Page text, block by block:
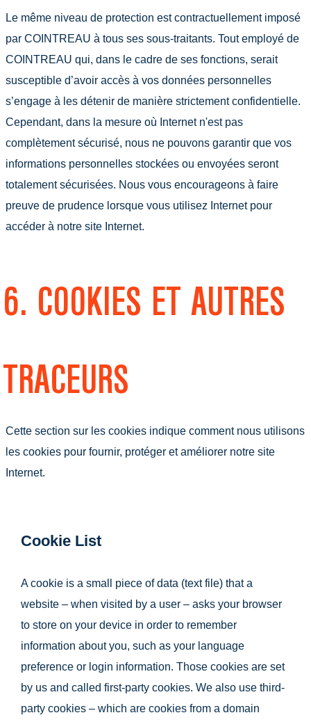
Le même niveau de protection est contractuellement imposé
par COINTREAU à tous ses sous-traitants. Tout employé de
COINTREAU qui, dans le cadre de ses fonctions, serait
susceptible d’avoir accès à vos données personnelles
s’engage à les détenir de manière strictement confidentielle.
Cependant, dans la mesure où Internet n'est pas
complètement sécurisé, nous ne pouvons garantir que vos
informations personnelles stockées ou envoyées seront
totalement sécurisées. Nous vous encourageons à faire
preuve de prudence lorsque vous utilisez Internet pour
accéder à notre site Internet.
6. COOKIES ET AUTRES
TRACEURS
Cette section sur les cookies indique comment nous utilisons
les cookies pour fournir, protéger et améliorer notre site
Internet.
Cookie List
A cookie is a small piece of data (text file) that a
website – when visited by a user – asks your browser
to store on your device in order to remember
information about you, such as your language
preference or login information. Those cookies are set
by us and called first-party cookies. We also use third-
party cookies – which are cookies from a domain